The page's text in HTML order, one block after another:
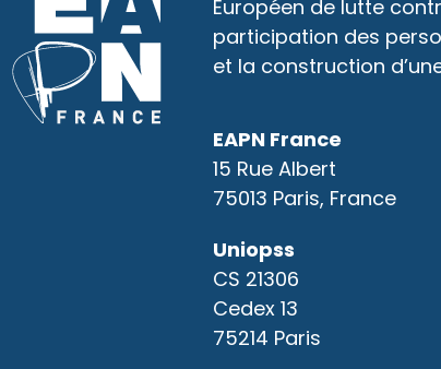
Européen de lutte
participation des
et la construction
EAPN France
15 Rue Albert
75013 Paris, France
Uniopss
CS 21306
Cedex 13
75214 Paris